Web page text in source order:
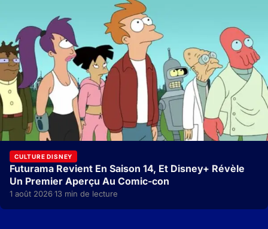
CULTURE DISNEY
Futurama Revient En Saison 14, Et Disney+ Révèle
Un Premier Aperçu Au Comic-con
1 août 2026·13 min de lecture